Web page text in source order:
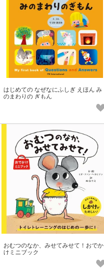
はじめての なぜなにふしぎ えほん み
のまわりの ぎもん
おむつのなか、みせてみせて！おでか
けミニブック